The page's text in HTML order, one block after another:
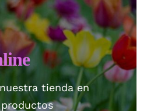
tienda en